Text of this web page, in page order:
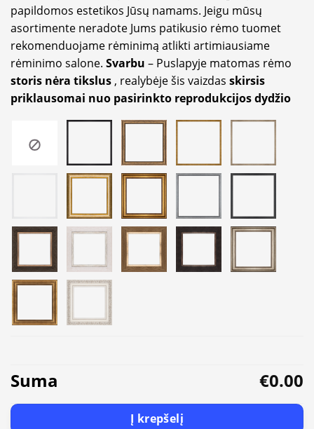
papildomos estetikos Jūsų namams. Jeigu mūsų
asortimente neradote Jums patikusio rėmo tuomet
rekomenduojame rėminimą atlikti artimiausiame
rėminimo salone. Svarbu – Puslapyje matomas rėmo
storis nėra tikslus , realybėje šis vaizdas skirsis
priklausomai nuo pasirinkto reprodukcijos dydžio
Suma €0.00
Į krepšelį